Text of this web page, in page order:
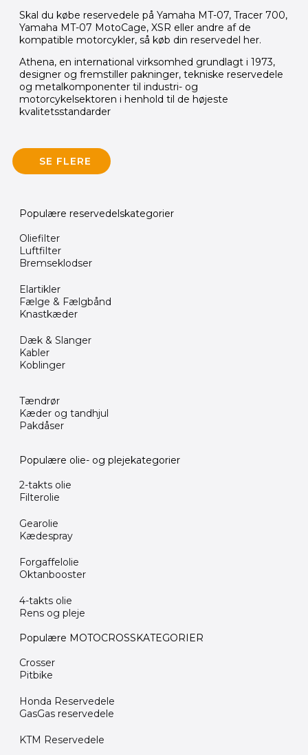
Skal du købe reservedele på Yamaha MT-07, Tracer 700,
Yamaha MT-07 MotoCage, XSR eller andre af de
kompatible motorcykler, så køb din reservedel her.
Athena, en international virksomhed grundlagt i 1973,
designer og fremstiller pakninger, tekniske reservedele
og metalkomponenter til industri- og
motorcykelsektoren i henhold til de højeste
kvalitetsstandarder
SE FLERE
Populære reservedelskategorier
Oliefilter
Luftfilter
Bremseklodser
Elartikler
Fælge & Fælgbånd
Knastkæder
Dæk & Slanger
Kabler
Koblinger
Tændrør
Kæder og tandhjul
Pakdåser
Populære olie- og plejekategorier
2-takts olie
Filterolie
Gearolie
Kædespray
Forgaffelolie
Oktanbooster
4-takts olie
Rens og pleje
Populære MOTOCROSSKATEGORIER
Crosser
Pitbike
Honda Reservedele
GasGas reservedele
KTM Reservedele